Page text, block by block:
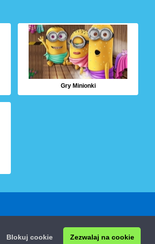
Blokuj cookie Zezwalaj na cookie
Gry Minionki